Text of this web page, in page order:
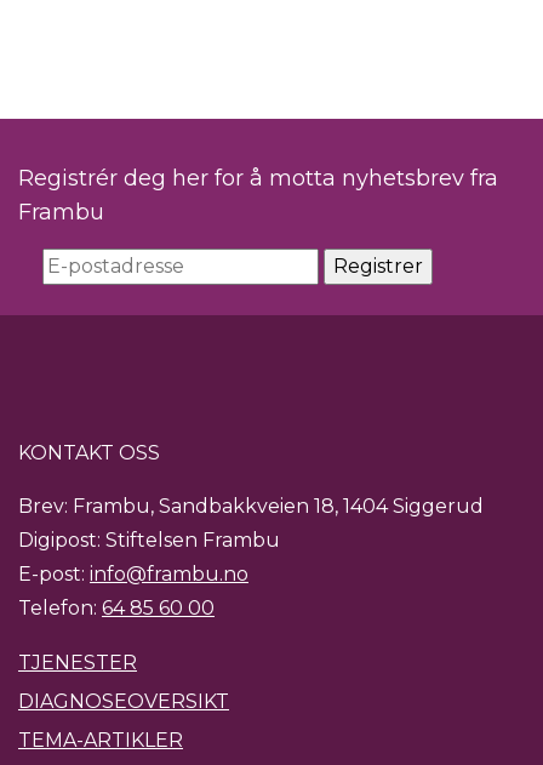
Registrér deg her for å motta nyhetsbrev fra
Frambu
KONTAKT OSS
Brev: Frambu, Sandbakkveien 18, 1404 Siggerud
Digipost: Stiftelsen Frambu
E-post: info@frambu.no
Telefon: 64 85 60 00
TJENESTER
DIAGNOSEOVERSIKT
TEMA-ARTIKLER